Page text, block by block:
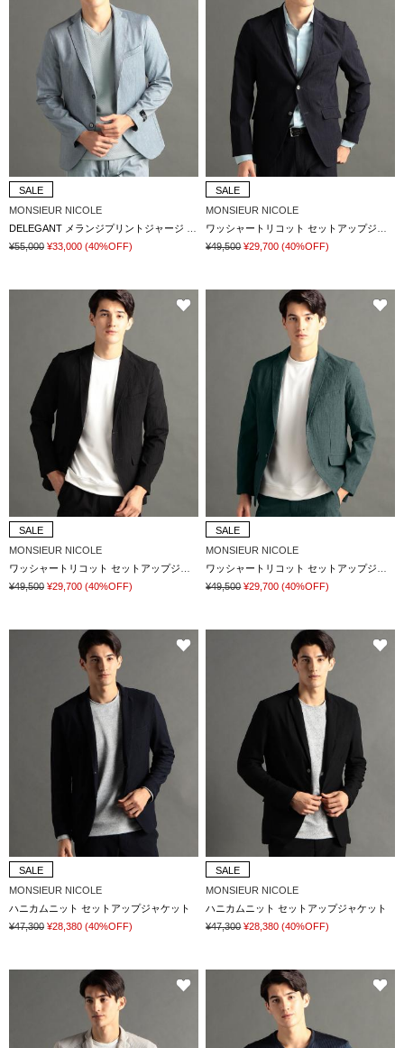
SALE
MONSIEUR NICOLE
DELEGANT メランジプリントジャージ セットアップジャケット
¥55,000 ¥33,000 (40%OFF)
SALE
MONSIEUR NICOLE
ワッシャートリコット セットアップジャケット
¥49,500 ¥29,700 (40%OFF)
SALE
MONSIEUR NICOLE
¥49,500 ¥29,700 (40%OFF)
SALE
MONSIEUR NICOLE
¥49,500 ¥29,700 (40%OFF)
SALE
MONSIEUR NICOLE
ハニカムニット セットアップジャケット
¥47,300 ¥28,380 (40%OFF)
SALE
MONSIEUR NICOLE
ハニカムニット セットアップジャケット
¥47,300 ¥28,380 (40%OFF)